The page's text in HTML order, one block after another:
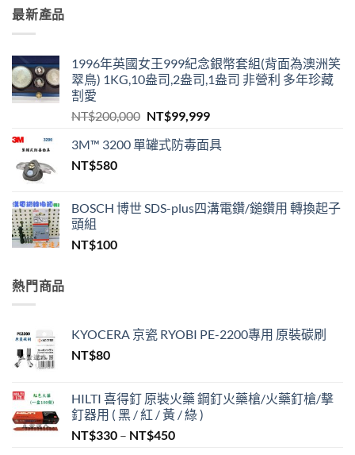
最新產品
1996年英國女王999紀念銀幣套組(背面為澳洲笑
翠鳥) 1KG,10盎司,2盎司,1盎司 非營利 多年珍藏
割愛
NT$200,000 原
價
NT$99,999目
價
3M™ 3200 單罐式防毒面具
NT$580
BOSCH 博世 SDS-plus四溝電鑽/鎚鑽用 轉換起子
頭組
NT$100
熱門商品
KYOCERA 京瓷 RYOBI PE-2200專用 原裝碳刷
NT$80
HILTI 喜得釘 原裝火藥 鋼釘火藥槍/火藥釘槍/擊
釘器用 ( 黑 / 紅 / 黃 / 綠 )
NT$330 – NT$450價